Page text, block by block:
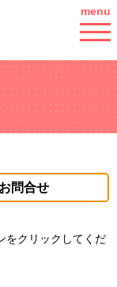
menu
お問合せ
をクリックしてくだ